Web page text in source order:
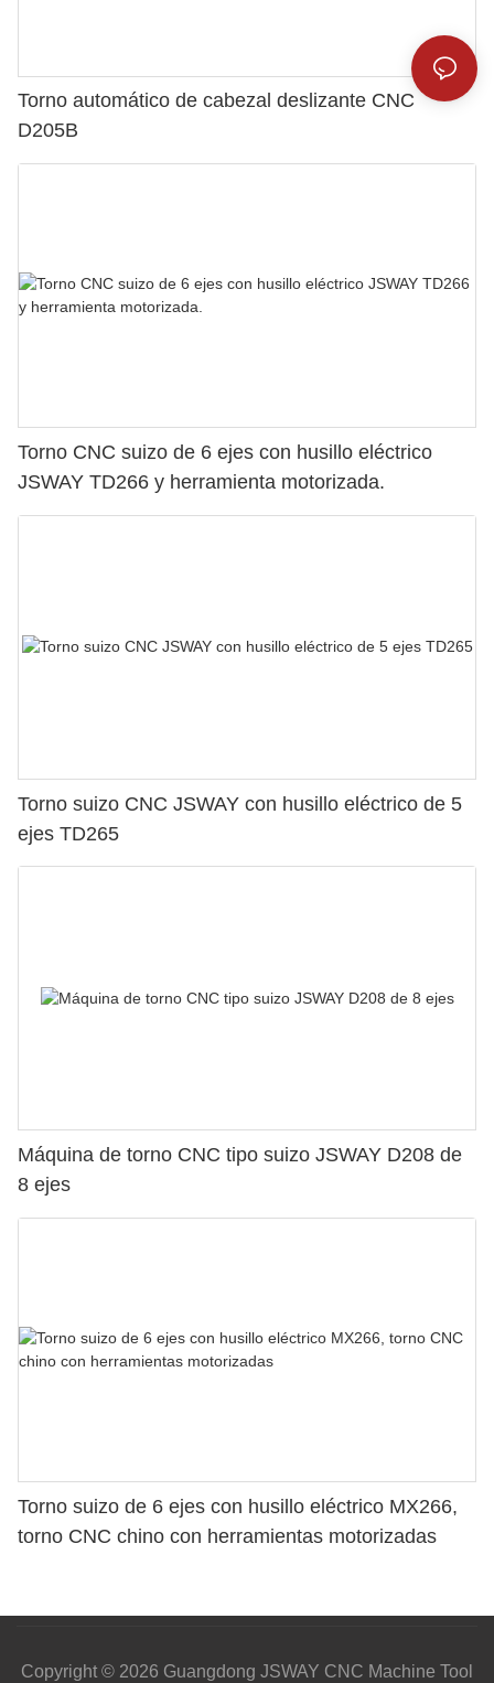
Torno automático de cabezal deslizante CNC
D205B
Torno CNC suizo de 6 ejes con husillo eléctrico
JSWAY TD266 y herramienta motorizada.
Torno suizo CNC JSWAY con husillo eléctrico de 5
ejes TD265
Máquina de torno CNC tipo suizo JSWAY D208 de
8 ejes
Torno suizo de 6 ejes con husillo eléctrico MX266,
torno CNC chino con herramientas motorizadas
Copyright © 2026 Guangdong JSWAY CNC Machine Tool